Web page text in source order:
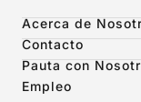
Acerca de
Contacto
Pauta con
Empleo